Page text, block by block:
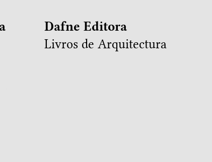
Dafne Editora
Livros de Arquitectura